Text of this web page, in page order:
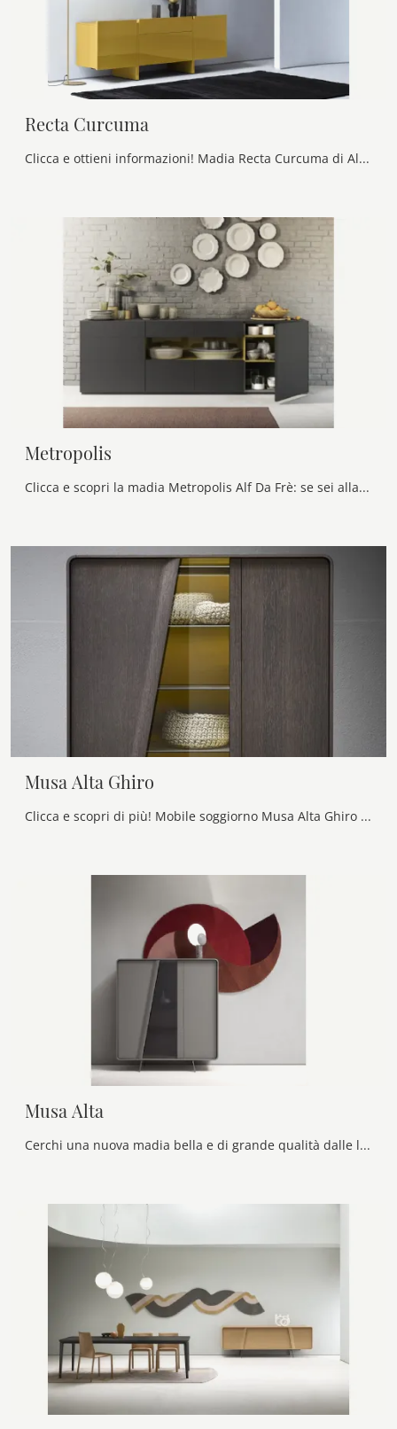
Recta Curcuma
Clicca e ottieni informazioni! Madia Recta Curcuma di Alf Da Frè in laccato lucido: ti aspetta per impreziosire le tue stanze moderne.
Metropolis
Clicca e scopri la madia Metropolis Alf Da Frè: se sei alla ricerca di mobili in laccato opaco per stanze moderne, questa è il miglior acquisto per ...
Musa Alta Ghiro
Clicca e scopri di più! Mobile soggiorno Musa Alta Ghiro di Alf Da Frè in melaminico: ti attende per impreziosire le tue stanze moderne.
Musa Alta
Cerchi una nuova madia bella e di grande qualità dalle linee moderne? Ti presentiamo il modello Musa Alta di Alf Da Frè, realizzato in laccato opaco.